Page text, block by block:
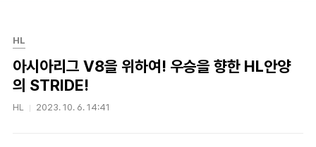
HL
아시아리그 V8을 위하여! 우승을 향한 HL안양
의 STRIDE!
HL 2023. 10. 6. 14:41